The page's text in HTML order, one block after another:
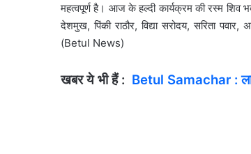
महत्वपूर्ण है। आज के हल्दी कार्यक्रम की रस्म शिव
देशमुख, पिंकी राठौर, विद्या सरोदय, सरिता
(Betul News)
खबर ये भी हैं : Betul Samachar :